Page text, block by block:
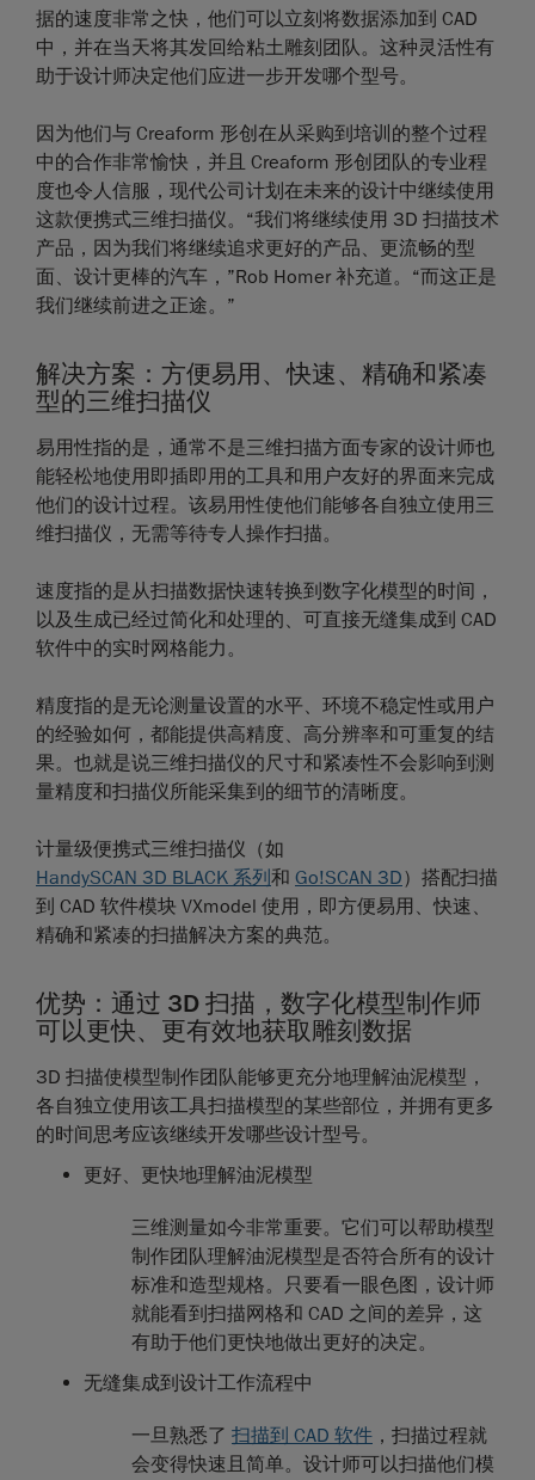
据的速度非常之快，他们可以立刻将数据添加到 CAD
中，并在当天将其发回给粘土雕刻团队。这种灵活性有
助于设计师决定他们应进一步开发哪个型号。
因为他们与 Creaform 形创在从采购到培训的整个过程
中的合作非常愉快，并且 Creaform 形创团队的专业程
度也令人信服，现代公司计划在未来的设计中继续使用
这款便携式三维扫描仪。“我们将继续使用 3D 扫描技术
产品，因为我们将继续追求更好的产品、更流畅的型
面、设计更棒的汽车，”Rob Homer 补充道。“而这正是
我们继续前进之正途。”
解决方案：方便易用、快速、精确和紧凑
型的三维扫描仪
易用性指的是，通常不是三维扫描方面专家的设计师也
能轻松地使用即插即用的工具和用户友好的界面来完成
他们的设计过程。该易用性使他们能够各自独立使用三
维扫描仪，无需等待专人操作扫描。
速度指的是从扫描数据快速转换到数字化模型的时间，
以及生成已经过简化和处理的、可直接无缝集成到 CAD
软件中的实时网格能力。
精度指的是无论测量设置的水平、环境不稳定性或用户
的经验如何，都能提供高精度、高分辨率和可重复的结
果。也就是说三维扫描仪的尺寸和紧凑性不会影响到测
量精度和扫描仪所能采集到的细节的清晰度。
计量级便携式三维扫描仪（如
HandySCAN 3D BLACK 系列 和 Go!SCAN 3D）搭配扫描
到 CAD 软件模块 VXmodel 使用，即方便易用、快速、
精确和紧凑的扫描解决方案的典范。
优势：通过 3D 扫描，数字化模型制作师
可以更快、更有效地获取雕刻数据
3D 扫描使模型制作团队能够更充分地理解油泥模型，
各自独立使用该工具扫描模型的某些部位，并拥有更多
的时间思考应该继续开发哪些设计型号。
更好、更快地理解油泥模型
三维测量如今非常重要。它们可以帮助模型
制作团队理解油泥模型是否符合所有的设计
标准和造型规格。只要看一眼色图，设计师
就能看到扫描网格和 CAD 之间的差异，这
有助于他们更快地做出更好的决定。
无缝集成到设计工作流程中
一旦熟悉了 扫描到 CAD 软件 ，扫描过程就
会变得快速且简单。设计师可以扫描他们模